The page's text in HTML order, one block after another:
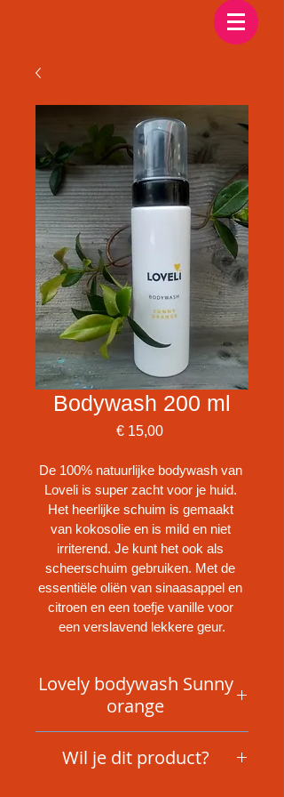
Bodywash 200 ml
€ 15,00Prijs
De 100% natuurlijke bodywash van
Loveli is super zacht voor je huid.
Het heerlijke schuim is gemaakt
van kokosolie en is mild en niet
irriterend. Je kunt het ook als
scheerschuim gebruiken. Met de
essentiële oliën van sinaasappel en
citroen en een toefje vanille voor
een verslavend lekkere geur.
Lovely bodywash Sunny
orange
gedoucht, dat je huid zo trekkerig
Wil je dit product?